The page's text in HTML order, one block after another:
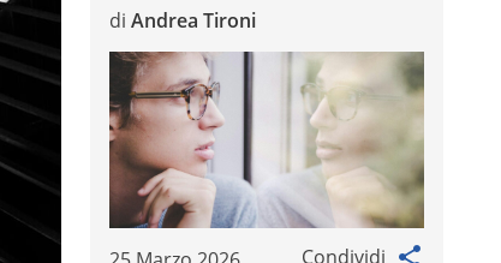
di Andrea Tironi
Condividi